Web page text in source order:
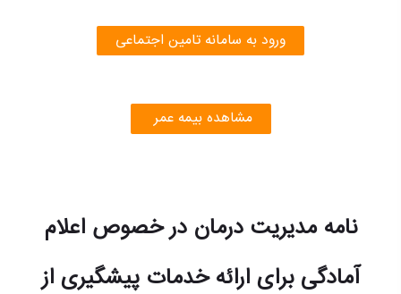
ورود به سامانه تامین اجتماعی
مشاهده بیمه عمر
نامه مدیریت درمان در خصوص اعلام
آمادگی برای ارائه خدمات پیشگیری از